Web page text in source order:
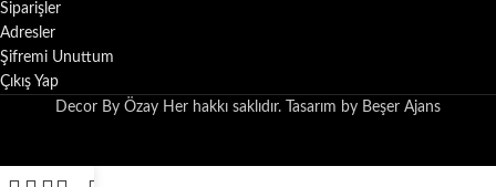
Siparişler
Adresler
Şifremi Unuttum
Çıkış Yap
Decor By Özay Her hakkı saklıdır. Tasarım by Beşer Ajans